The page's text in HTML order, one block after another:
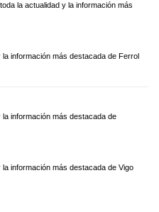
la actualidad y la información más
información más destacada de Ferrol
información más destacada de
información más destacada de Vigo